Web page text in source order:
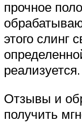
прочное
этого слинг
реализуется.
Отзывы и
получить